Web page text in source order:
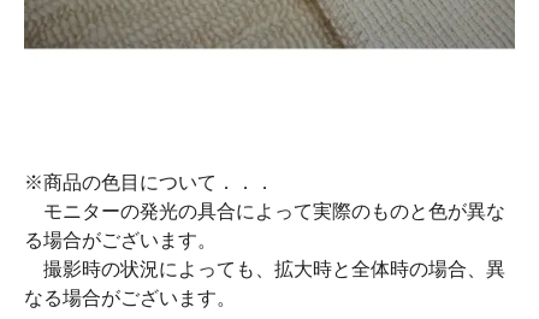
※商品の色目について．．．
モニターの発光の具合によって実際のものと色が異な
る場合がございます。
撮影時の状況によっても、拡大時と全体時の場合、異
なる場合がございます。